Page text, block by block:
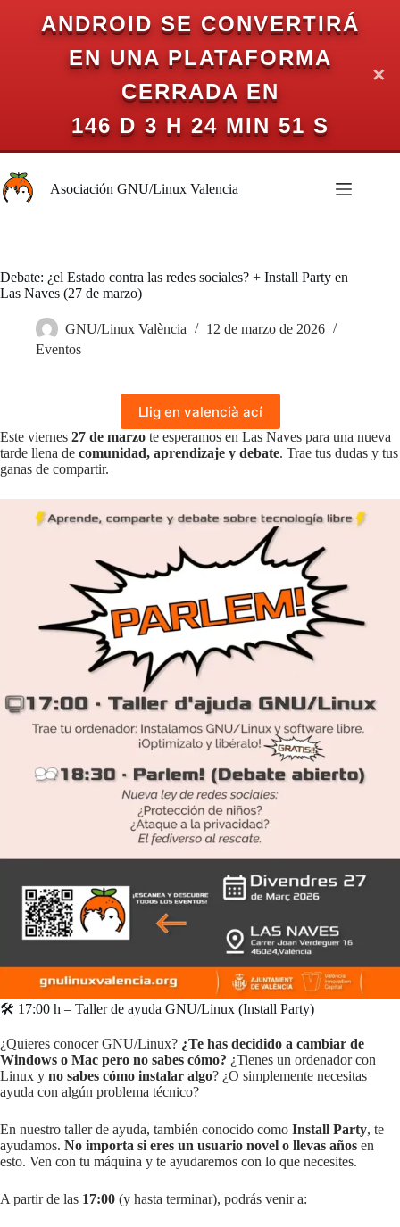
ANDROID SE CONVERTIRÁ
EN UNA PLATAFORMA
CERRADA EN
146 D 3 H 24 MIN 51 S
✕
al
contenidoAsociación GNU/Linux Valencia
Debate: ¿el Estado contra las redes sociales? + Install Party en
Las Naves (27 de marzo)
GNU/Linux València
12 de marzo de 2026
Eventos
Llig en valencià ací
Este viernes 27 de marzo te esperamos en Las Naves para una nueva
tarde llena de comunidad, aprendizaje y debate. Trae tus dudas y tus
ganas de compartir.
🛠️ 17:00 h – Taller de ayuda GNU/Linux (Install Party)
¿Quieres conocer GNU/Linux? ¿Te has decidido a cambiar de
Windows o Mac pero no sabes cómo? ¿Tienes un ordenador con
Linux y no sabes cómo instalar algo? ¿O simplemente necesitas
ayuda con algún problema técnico?
En nuestro taller de ayuda, también conocido como Install Party, te
ayudamos. No importa si eres un usuario novel o llevas años en
esto. Ven con tu máquina y te ayudaremos con lo que necesites.
A partir de las 17:00 (y hasta terminar), podrás venir a: